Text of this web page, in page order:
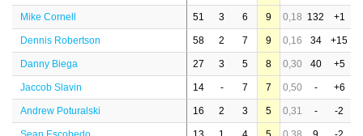
Mike Cornell 51 3 6 9 0,18 132 +1
Dennis Robertson 58 2 7 9 0,16 34 +15
Danny Biega 27 3 5 8 0,30 40 +5
Jaccob Slavin 14 - 7 7 0,50 - +6
Andrew Poturalski 16 2 3 5 0,31 - -2